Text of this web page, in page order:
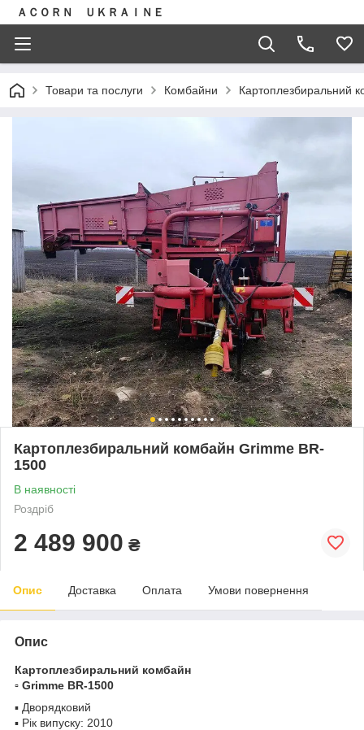
ＡＣＯＲＮ ＵＫＲＡＩＮＥ
Товари та послуги Комбайни Картоплезбиральний
Картоплезбиральний комбайн Grimme BR-
1500
В наявності
Роздріб
2 489 900 ₴
Опис Доставка Оплата Умови повернення
Опис
Картоплезбиральний комбайн
▫️ Grimme BR-1500
▪️ Дворядковий
▪️ Рік випуску: 2010